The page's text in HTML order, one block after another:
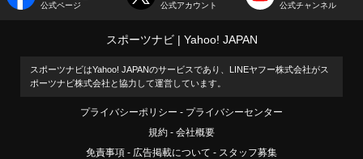
公式ページ
公式アカウント
公式チャンネル
スポーツナビ Yahoo! JAPAN
スポーツナビはYahoo! JAPANのサービスであり、LINEヤフー株式会社がス
ポーツナビ株式会社と協力して運営しています。
プライバシーポリシー
プライバシーセンター
規約
会社概要
免責事項
広告掲載について スタッフ募集